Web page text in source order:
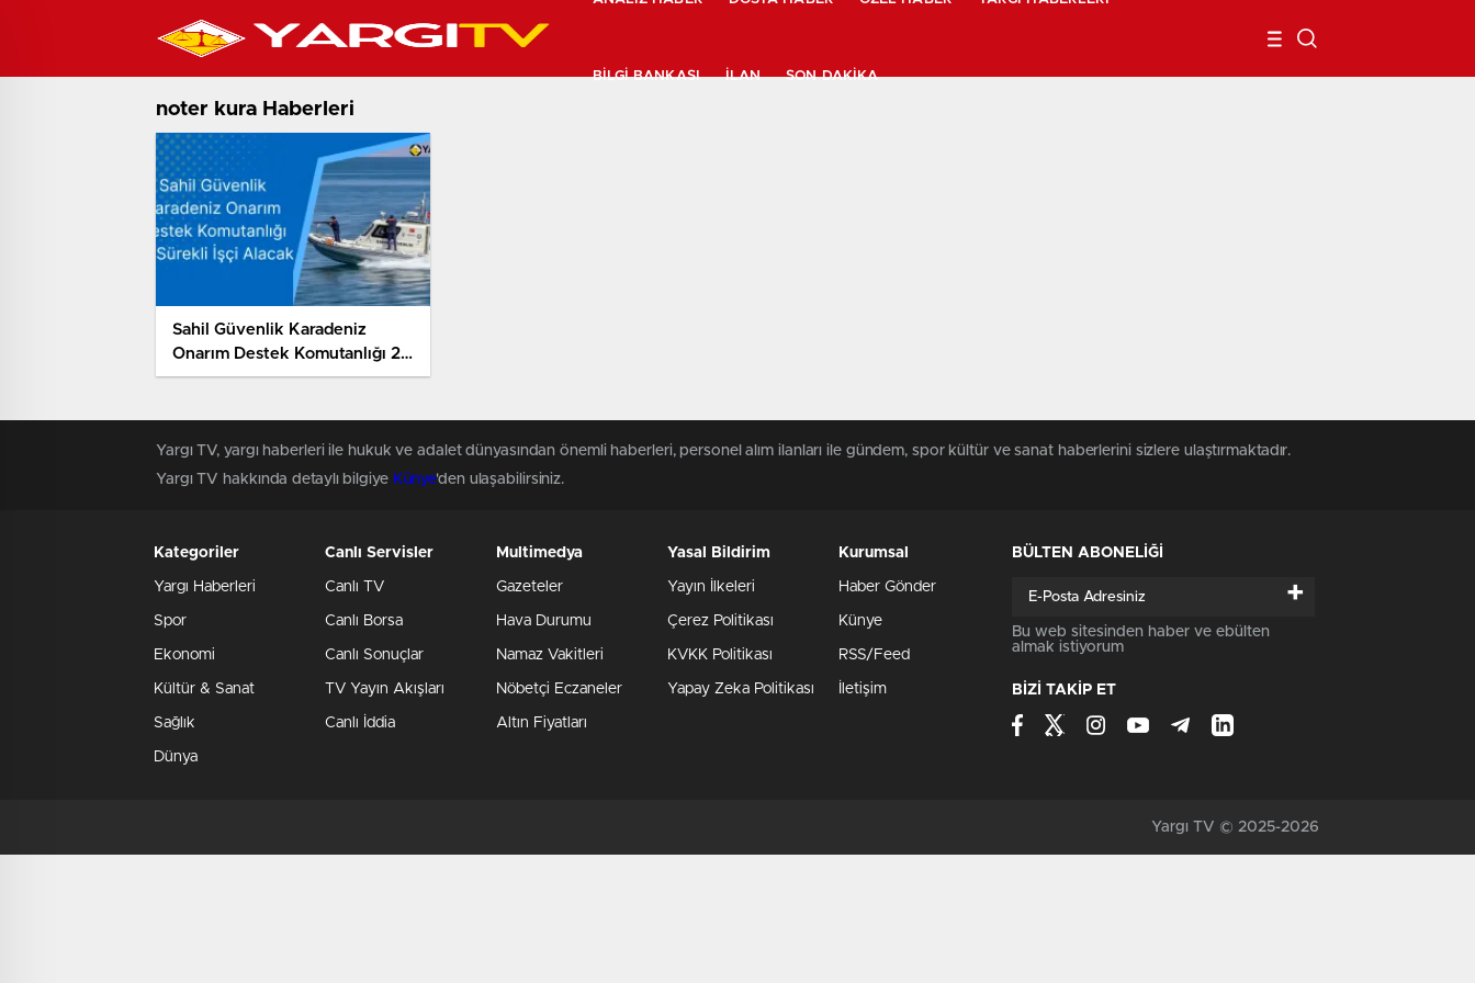
BILGI BANKASI İLAN SON DAKIKA
noter kura Haberleri
Sahil Güvenlik Karadeniz
Onarım Destek Komutanlığı 23
Sürekli İşçi Alacak
Yargı TV, yargı haberleri ile hukuk ve adalet dünyasından önemli haberleri, personel alım ilanları ile gündem, spor kültür ve sanat haberlerini sizlere ulaştırmaktadır.
Yargı TV hakkında detaylı bilgiye Künye'den ulaşabilirsiniz.
Kategoriler
Yargı Haberleri
Spor
Ekonomi
Kültür & Sanat
Sağlık
Dünya
Canlı Servisler
Canlı TV
Canlı Borsa
Canlı Sonuçlar
TV Yayın Akışları
Canlı İddia
Multimedya
Gazeteler
Hava Durumu
Namaz Vakitleri
Nöbetçi Eczaneler
Altın Fiyatları
Yasal Bildirim
Yayın İlkeleri
Çerez Politikası
KVKK Politikası
Yapay Zeka Politikası
Kurumsal
Haber Gönder
Künye
RSS/Feed
İletişim
BÜLTEN ABONELİĞİ
+
Bu web sitesinden haber ve ebülten
almak istiyorum
BİZİ TAKİP ET
Yargı TV © 2025-2026